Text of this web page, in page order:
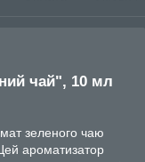
чай", 10 мл
зеленого чаю
ароматизатор